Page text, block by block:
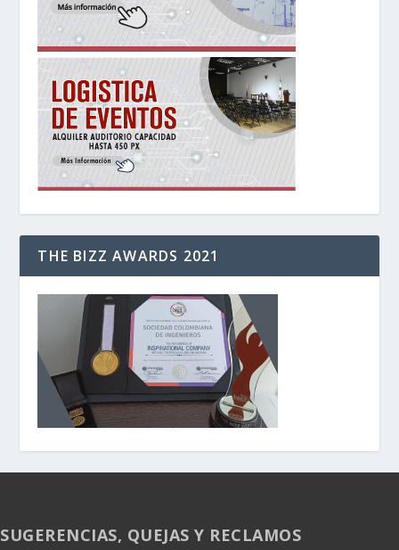
THE BIZZ AWARDS 2021
SUGERENCIAS, QUEJAS Y RECLAMOS